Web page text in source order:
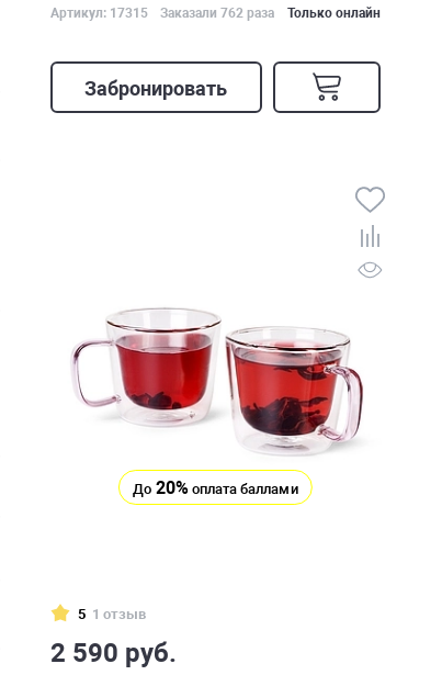
Артикул: 17315 Заказали 762 раза Только онлайн
Забронировать
До 20% оплата баллами
5 1 отзыв
2 590 руб.